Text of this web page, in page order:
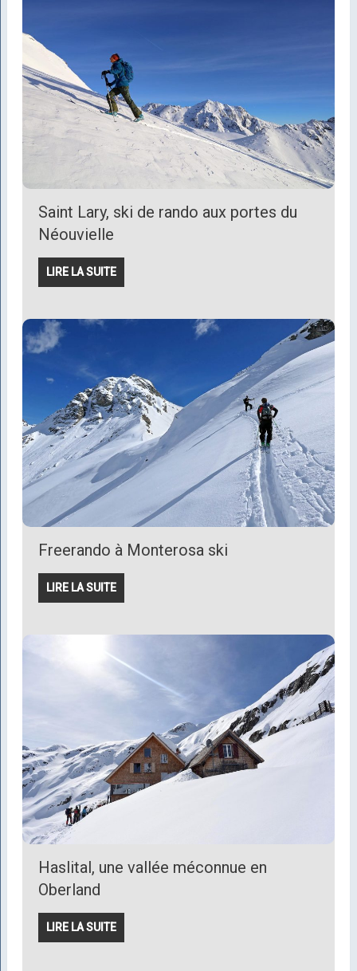
Saint Lary, ski de rando aux portes du
Néouvielle
LIRE LA SUITE
Freerando à Monterosa ski
LIRE LA SUITE
Haslital, une vallée méconnue en
Oberland
LIRE LA SUITE